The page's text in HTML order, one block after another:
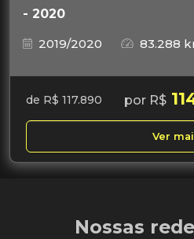
- 2020
2019/2020
83.288
de R$ 117.890 por R$
Ver
Nossas